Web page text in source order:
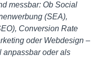
messbar: Ob Social
(SEA),
Conversion Rate
oder Webdesign –
oder als